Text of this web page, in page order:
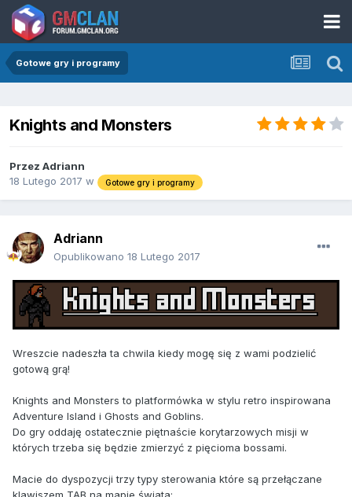
Gotowe gry i programy
Knights and Monsters
Przez Adriann
18 Lutego 2017 w Gotowe gry i programy
Adriann
Opublikowano 18 Lutego 2017
Wreszcie nadeszła ta chwila kiedy mogę się z wami podzielić
gotową grą!
Knights and Monsters to platformówka w stylu retro inspirowana
Adventure Island i Ghosts and Goblins.
Do gry oddaję ostatecznie piętnaście korytarzowych misji w
których trzeba się będzie zmierzyć z pięcioma bossami.
Macie do dyspozycji trzy typy sterowania które są przełączane